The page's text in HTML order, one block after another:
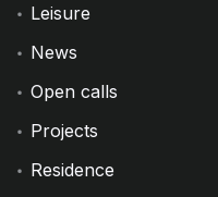
Leisure
News
Open calls
Projects
Residence